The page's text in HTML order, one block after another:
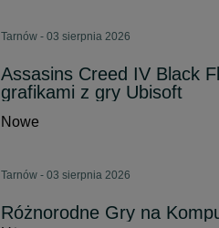
Tarnów - 03 sierpnia 2026
Assasins Creed IV Black
grafikami z gry Ubisoft
Nowe
Tarnów - 03 sierpnia 2026
Różnorodne Gry na